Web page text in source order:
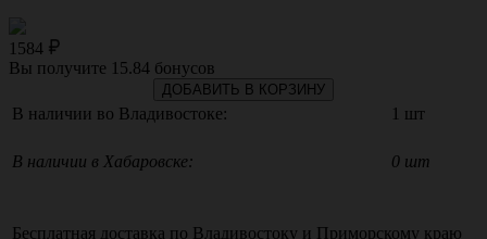
1584
Вы получите 15.84 бонусов
ДОБАВИТЬ В КОРЗИНУ
В наличии во Владивостоке: 1 шт
В наличии в Хабаровске: 0 шт
Бесплатная доставка по Владивостоку и Приморскому краю